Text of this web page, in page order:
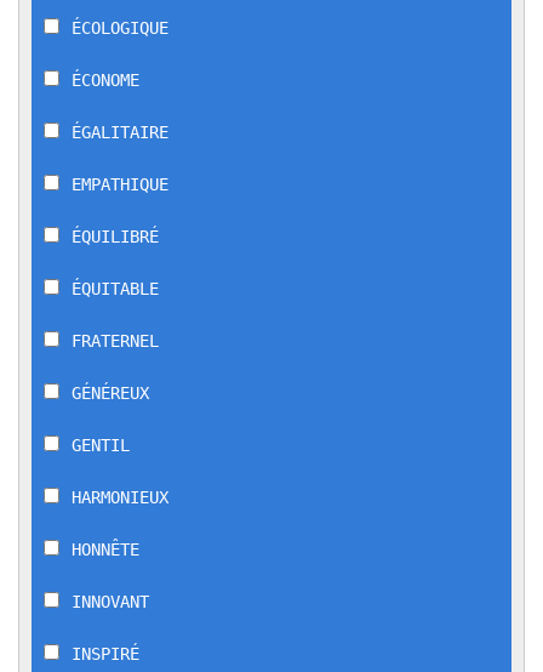
ÉCOLOGIQUE
ÉCONOME
ÉGALITAIRE
EMPATHIQUE
ÉQUILIBRÉ
ÉQUITABLE
FRATERNEL
GÉNÉREUX
GENTIL
HARMONIEUX
HONNÊTE
INNOVANT
INSPIRÉ